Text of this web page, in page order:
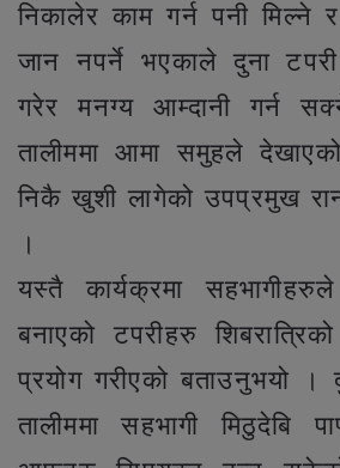
निकालेर काम गर्न पनी मिल्ने
जान नपर्ने भएकाले दुना
गरेर मनग्य आम्दानी गर्न
तालीममा आमा समुहले
निकै खुशी लागेको उपप्रमुख
।
यस्तै कार्यक्रमा
बनाएको टपरीहरु
प्रयोग गरीएको बताउनुभयो ।
तालीममा सहभागी मिठुदेबि